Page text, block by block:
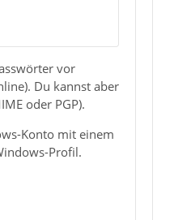
vor
Du kannst aber
oder PGP).
Konto mit einem
Profil.